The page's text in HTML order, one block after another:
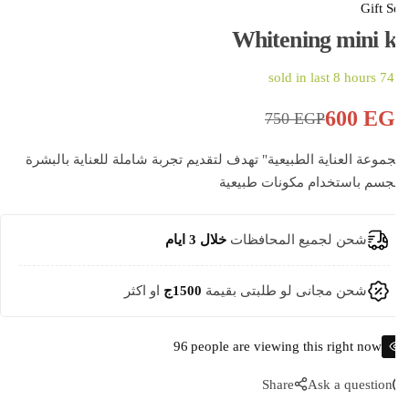
Gift
Whitening mini
74
sold in last 8 hours
750EGP600
العناية الطبيعية" تهدف لتقديم تجربة شاملة للعناية بالبشرة
باستخدام مكونات طبيعية
شحن لجميع المحافظاتخلال 3 ايام
شحن مجانى لو طلبتى بقيمة1500ج او اكثر
96people are viewing this right now
Ask a question
Share